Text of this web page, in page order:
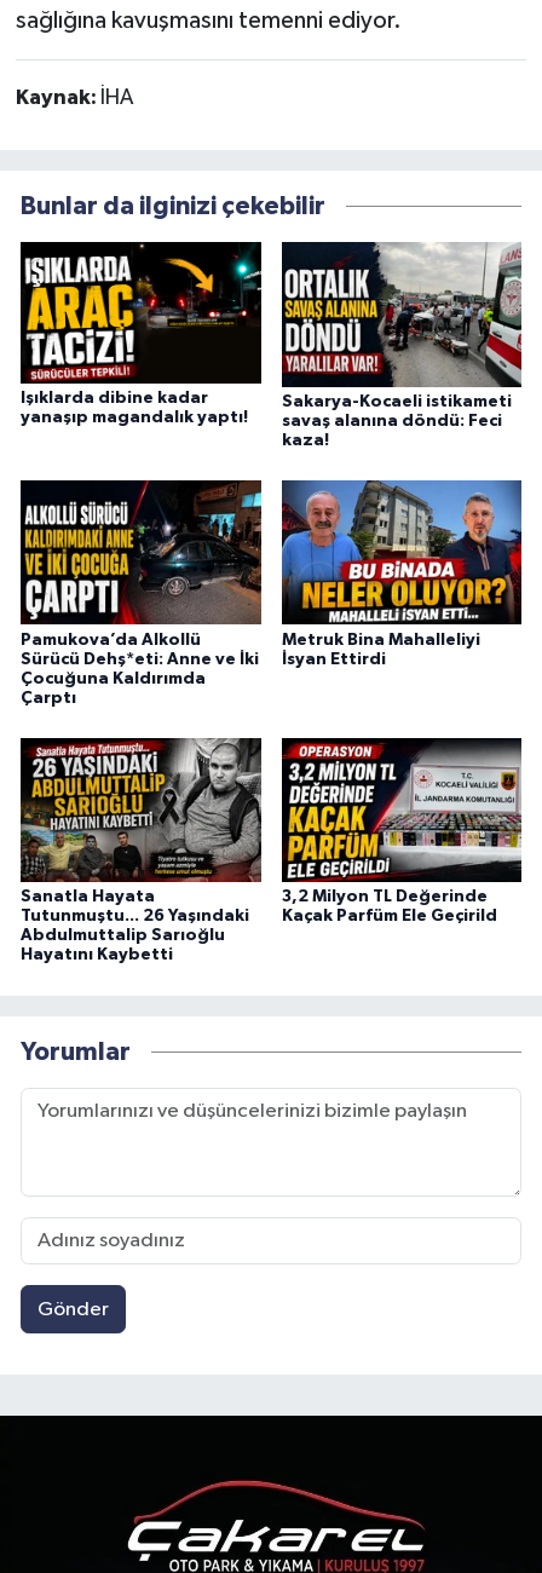
sağlığına kavuşmasını temenni ediyor.
Kaynak: İHA
Bunlar da ilginizi çekebilir
Işıklarda dibine kadar
yanaşıp magandalık yaptı!
Sakarya-Kocaeli istikameti
savaş alanına döndü: Feci
kaza!
Pamukova’da Alkollü
Sürücü Dehş*eti: Anne ve İki
Çocuğuna Kaldırımda
Çarptı
Metruk Bina Mahalleliyi
İsyan Ettirdi
Sanatla Hayata
Tutunmuştu... 26 Yaşındaki
Abdulmuttalip Sarıoğlu
Hayatını Kaybetti
3,2 Milyon TL Değerinde
Kaçak Parfüm Ele Geçirild
Yorumlar
Gönder